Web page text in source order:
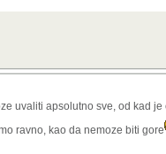
uvaliti apsolutno sve, od kad
ravno, kao da nemoze biti gore